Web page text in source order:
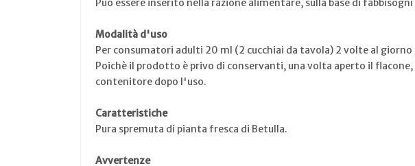
Può essere inserito nella razione alimentare, sulla base di
Modalità d'uso
Per consumatori adulti 20 ml (2 cucchiai da tavola) 2 volte al
Poichè il prodotto è privo di conservanti, una volta aperto il
contenitore dopo l'uso.
Caratteristiche
Pura spremuta di pianta fresca di Betulla.
Avvertenze